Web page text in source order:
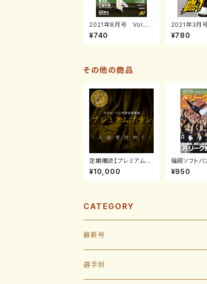
2021年8月号 Vol.25
0
¥740
2021年3月
5
¥780
その他の商品
定期購読【プレミアムプ
ラン】※2026年8月号
(7月発売）開始 0619
¥10,000
福岡ソフトバ
ス2025パーソ
ーグ連覇
¥950
CATEGORY
最新号
選手別